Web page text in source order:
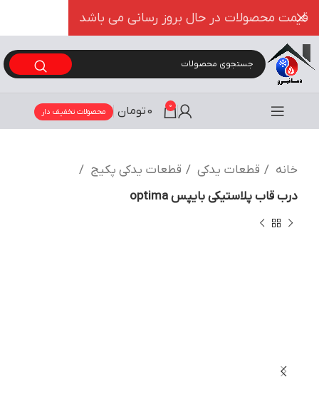
0
0تومان محصولات تخفیف دار
خانه قطعات یدکی
قطعات یدکی پکیج
درب قاب پلاستیکی بایپس optima
قیمت محصولات در حال بروز رسانی می باشد